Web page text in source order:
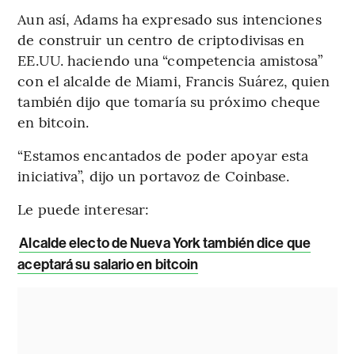
Aun así, Adams ha expresado sus intenciones
de construir un centro de criptodivisas en
EE.UU. haciendo una “competencia amistosa”
con el alcalde de Miami, Francis Suárez, quien
también dijo que tomaría su próximo cheque
en bitcoin.
“Estamos encantados de poder apoyar esta
iniciativa”, dijo un portavoz de Coinbase.
Le puede interesar:
Alcalde electo de Nueva York también dice que
aceptará su salario en bitcoin